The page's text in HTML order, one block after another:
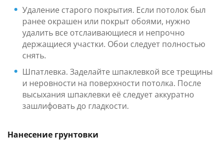
Удаление старого покрытия. Если потолок был
ранее окрашен или покрыт обоями, нужно
удалить все отслаивающиеся и непрочно
держащиеся участки. Обои следует полностью
снять.
Шпатлевка. Заделайте шпаклевкой все трещины
и неровности на поверхности потолка. После
высыхания шпаклевки её следует аккуратно
зашлифовать до гладкости.
Нанесение грунтовки